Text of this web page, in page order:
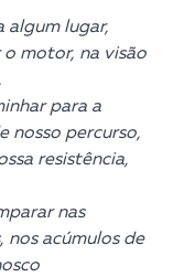
algum lugar,
motor, na visão
para a
nosso percurso,
resistência,
nas
nos acúmulos de